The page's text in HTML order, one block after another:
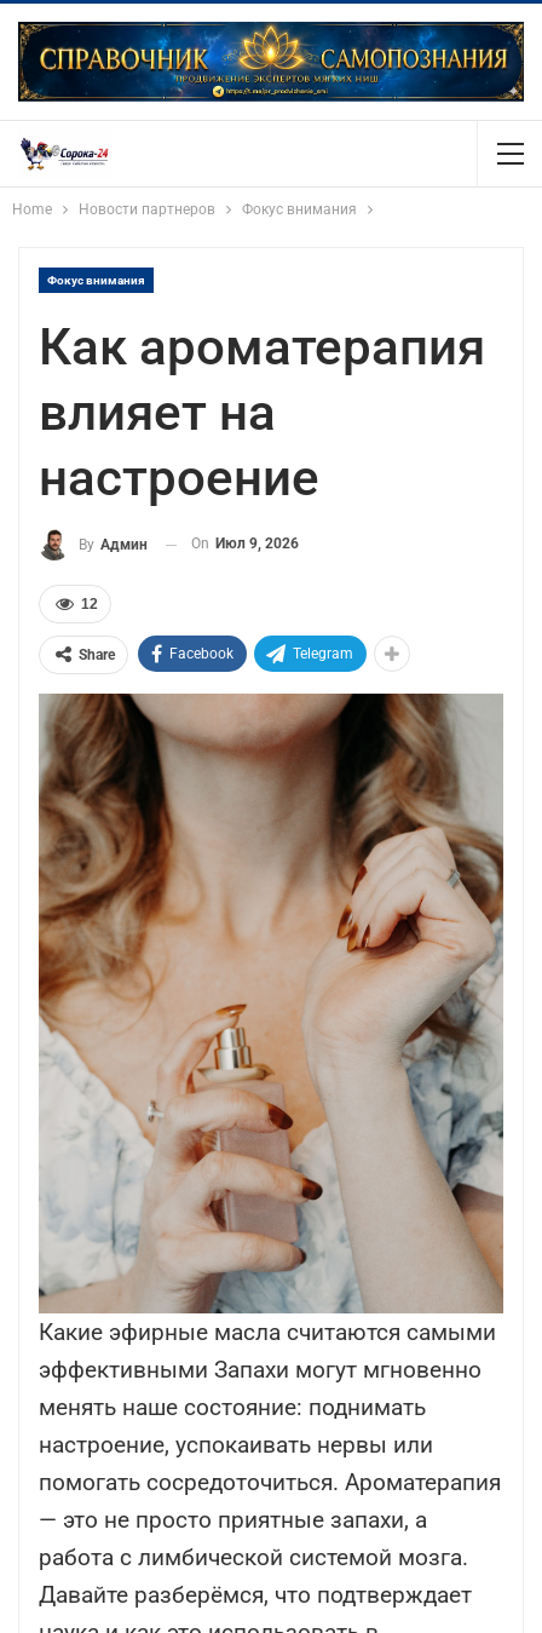
Home Новости партнеров Фокус внимания
Фокус внимания
Как ароматерапия
влияет на
настроение
By Админ On Июл 9, 2026
12
Share Facebook Telegram
Какие эфирные масла считаются самыми
эффективными Запахи могут мгновенно
менять наше состояние: поднимать
настроение, успокаивать нервы или
помогать сосредоточиться. Ароматерапия
— это не просто приятные запахи, а
работа с лимбической системой мозга.
Давайте разберёмся, что подтверждает